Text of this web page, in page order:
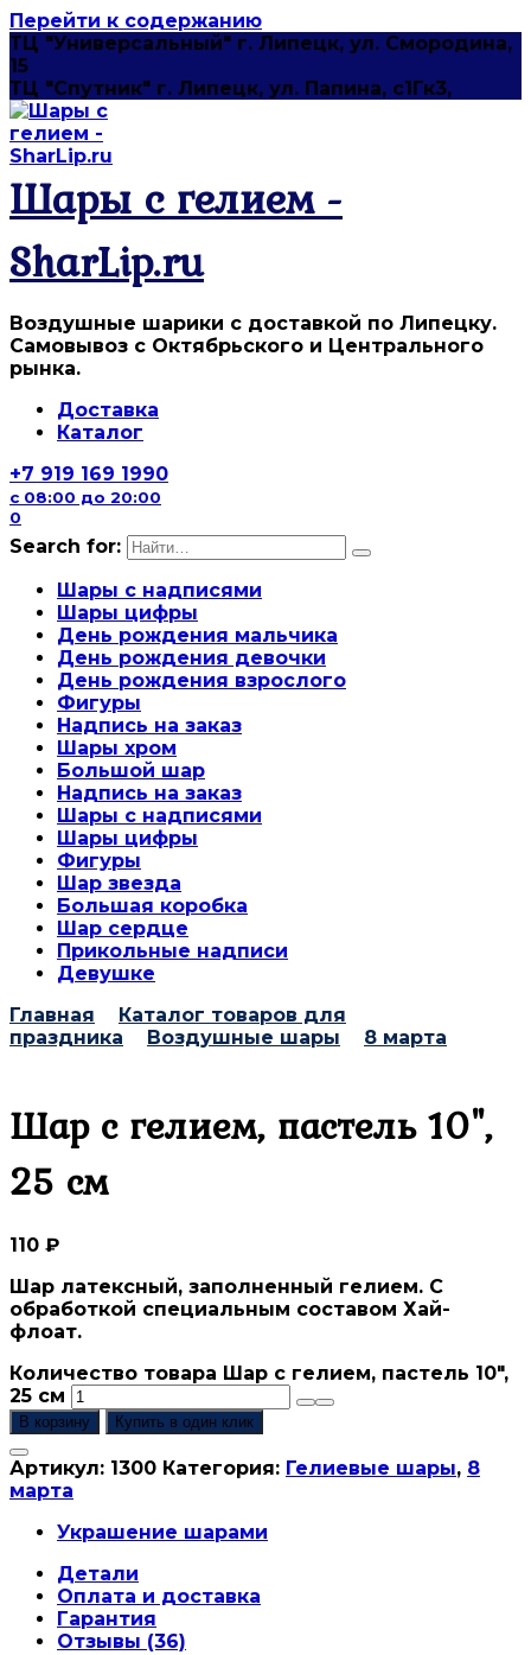
Перейти к содержанию
ТЦ "Универсальный" г. Липецк, ул. Смородина,
15
ТЦ "Спутник" г. Липецк, ул. Папина, с1Гк3,
Шары с гелием -
SharLip.ru
Воздушные шарики с доставкой по Липецку.
Самовывоз с Октябрьского и Центрального
рынка.
Доставка
Каталог
+7 919 169 1990
с 08:00 до 20:00
0
Search for:
Шары с надписями
Шары цифры
День рождения мальчика
День рождения девочки
День рождения взрослого
Фигуры
Надпись на заказ
Шары хром
Большой шар
Надпись на заказ
Шары с надписями
Шары цифры
Фигуры
Шар звезда
Большая коробка
Шар сердце
Прикольные надписи
Девушке
Главная
Каталог товаров для
праздника
Воздушные шары 8 марта
Шар с гелием, пастель 10",
25 см
110 ₽
Шар латексный, заполненный гелием. С
обработкой специальным составом Хай-
флоат.
Количество товара Шар с гелием, пастель 10",
25 см
В корзину Купить в один клик
Артикул: 1300 Категория: Гелиевые шары, 8
марта
Украшение шарами
Детали
Оплата и доставка
Гарантия
Отзывы (36)